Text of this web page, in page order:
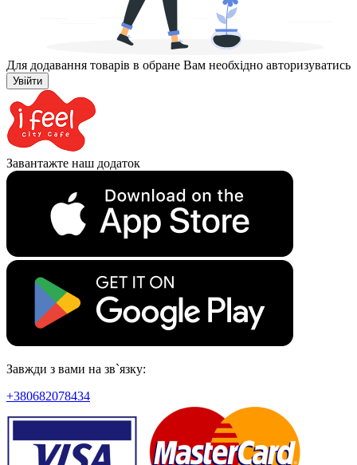
Для додавання товарів в обране Вам необхідно авторизуватись
Увійти
Завантажте наш додаток
Завжди з вами на зв`язку:
+380682078434